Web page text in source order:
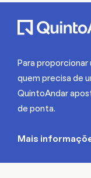
Para
quem precisa de
QuintoAndar
de ponta.
Mais